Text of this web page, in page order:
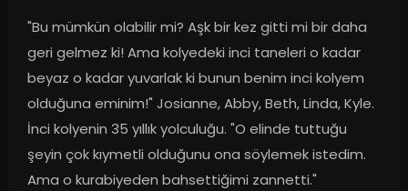
"Bu mümkün olabilir mi? Aşk bir kez gitti mi bir daha
geri gelmez ki! Ama kolyedeki inci taneleri o kadar
beyaz o kadar yuvarlak ki bunun benim inci kolyem
olduğuna eminim!" Josianne, Abby, Beth, Linda, Kyle.
İnci kolyenin 35 yıllık yolculuğu. "O elinde tuttuğu
şeyin çok kıymetli olduğunu ona söylemek istedim.
Ama o kurabiyeden bahsettiğimi zannetti."